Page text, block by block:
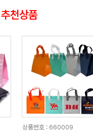
추천상품
상품번호 : 660009